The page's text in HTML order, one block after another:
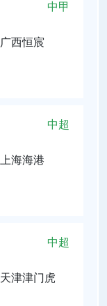
中甲
广西恒宸
中超
上海海港
中超
天津津门虎